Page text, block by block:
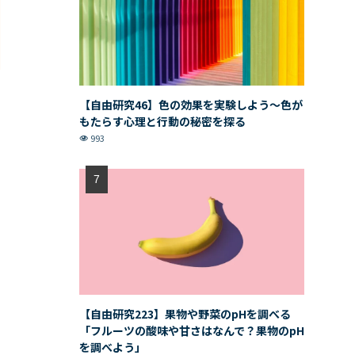
【自由研究46】色の効果を実験しよう〜色が
もたらす心理と行動の秘密を探る
993
【自由研究223】果物や野菜のpHを調べる
「フルーツの酸味や甘さはなんで？果物のpH
を調べよう」